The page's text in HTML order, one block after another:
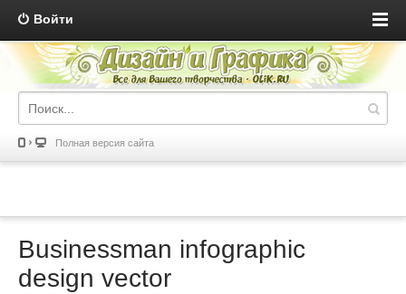
Войти
Полная версия сайта
Businessman infographic
design vector